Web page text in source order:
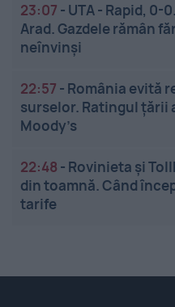
23:07 - UTA - Rapid, 0-
Arad. Gazdele rămân
neînvinși
22:57 - România evită
surselor. Ratingul țării
Moody’s
22:48 - Rovinieta și
din toamnă. Când
tarife